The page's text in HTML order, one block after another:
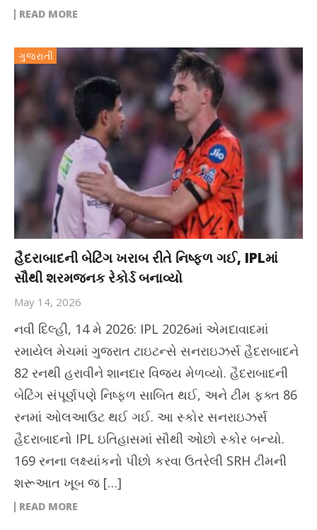
READ MORE
ગુજરાતી
હૈદરાબાદની બેટિંગ ખરાબ રીતે નિષ્ફળ ગઈ, IPLમાં
સૌથી શરમજનક રેકોર્ડ બનાવ્યો
May 14, 2026
નવી દિલ્હી, 14 મે 2026: IPL 2026માં એમદાવાદમાં
રમાયેલ મેચમાં ગુજરાત ટાઇટન્સે સનરાઇઝર્સ હૈદરાબાદને
82 રનથી હરાવીને શાનદાર વિજય મેળવ્યો. હૈદરાબાદની
બેટિંગ સંપૂર્ણપણે નિષ્ફળ સાબિત થઈ, અને ટીમ ફક્ત 86
રનમાં ઓલઆઉટ થઈ ગઈ. આ સ્કોર સનરાઇઝર્સ
હૈદરાબાદનો IPL ઇતિહાસમાં સૌથી ઓછો સ્કોર બન્યો.
169 રનના લક્ષ્યાંકનો પીછો કરવા ઉતરેલી SRH ટીમની
શરૂઆત ખૂબ જ […]
READ MORE